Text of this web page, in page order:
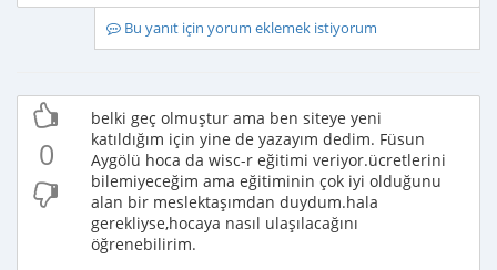
Bu yanıt için yorum eklemek istiyorum
0
belki geç olmuştur ama ben siteye yeni
katıldığım için yine de yazayım dedim. Füsun
Aygölü hoca da wisc-r eğitimi veriyor.ücretlerini
bilemiyeceğim ama eğitiminin çok iyi olduğunu
alan bir meslektaşımdan duydum.hala
gerekliyse,hocaya nasıl ulaşılacağını
öğrenebilirim.